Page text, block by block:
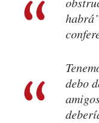
debo